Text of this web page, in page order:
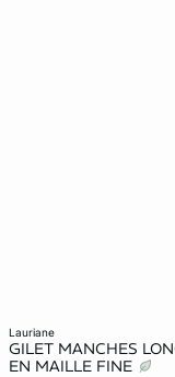
lauriane
GILET MANCHES
EN MAILLE FINE